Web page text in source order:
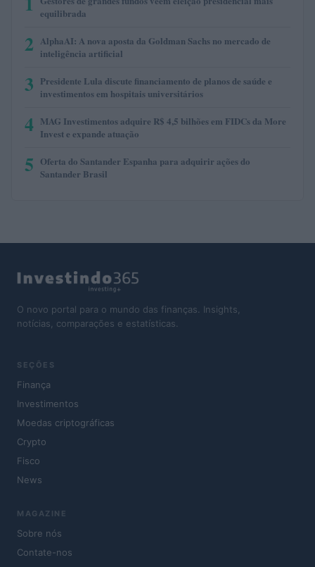
equilibrada
2 AlphaAI: A nova aposta da Goldman Sachs no mercado de
inteligência artificial
3 Presidente Lula discute financiamento de planos de saúde e
investimentos em hospitais universitários
4 MAG Investimentos adquire R$ 4,5 bilhões em FIDCs da More
Invest e expande atuação
5 Oferta do Santander Espanha para adquirir ações do
Santander Brasil
O novo portal para o mundo das finanças. Insights,
notícias, comparações e estatísticas.
SEÇÕES
Finança
Investimentos
Moedas criptográficas
Crypto
Fisco
News
MAGAZINE
Sobre nós
Contate-nos